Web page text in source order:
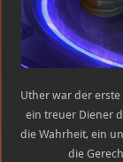
Uther war der
ein treuer Diener
die Wahrheit, ein
die